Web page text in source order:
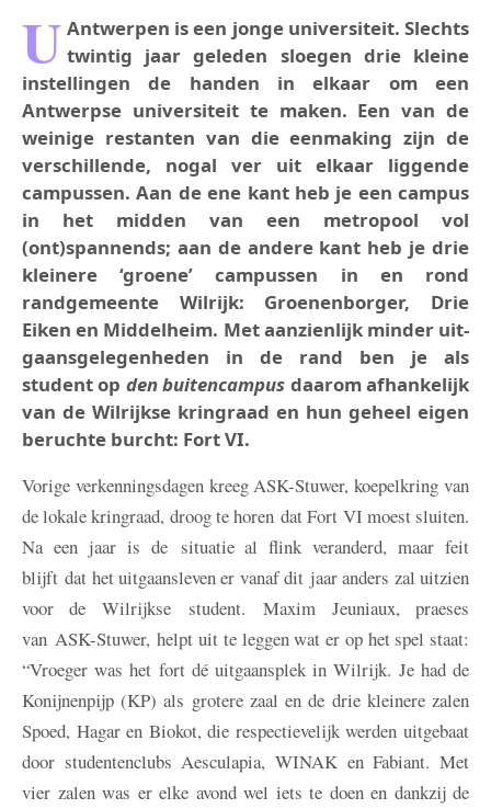
U Antwerpen is een jonge universiteit. Slechts
twintig jaar geleden sloegen drie kleine
instellingen de handen in elkaar om een
Antwerpse universiteit te maken. Een van de
weinige restanten van die eenmaking zijn de
verschillende, nogal ver uit elkaar liggende
campussen. Aan de ene kant heb je een campus
in het midden van een metropool vol
(ont)spannends; aan de andere kant heb je drie
kleinere ‘groene’ campussen in en rond
randgemeente Wilrijk: Groenenborger, Drie
Eiken en Middelheim. Met aanzienlijk minder uit-
gaansgelegenheden in de rand ben je als
student op den buitencampus daarom afhankelijk
van de Wilrijkse kringraad en hun geheel eigen
beruchte burcht: Fort VI.
Vorige verkenningsdagen kreeg ASK-Stuwer, koepelkring van
de lokale kringraad, droog te horen dat Fort VI moest sluiten.
Na een jaar is de situatie al flink veranderd, maar feit
blijft dat het uitgaansleven er vanaf dit jaar anders zal uitzien
voor de Wilrijkse student. Maxim Jeuniaux, praeses
van ASK-Stuwer, helpt uit te leggen wat er op het spel staat:
“Vroeger was het fort dé uitgaansplek in Wilrijk. Je had de
Konijnenpijp (KP) als grotere zaal en de drie kleinere zalen
Spoed, Hagar en Biokot, die respectievelijk werden uitgebaat
door studentenclubs Aesculapia, WINAK en Fabiant. Met
vier zalen was er elke avond wel iets te doen en dankzij de